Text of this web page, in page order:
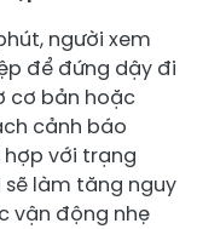
người xem
để đứng dậy đi
cơ bản hoặc
cảnh báo
hợp với trạng
làm tăng nguy
vận động nhẹ